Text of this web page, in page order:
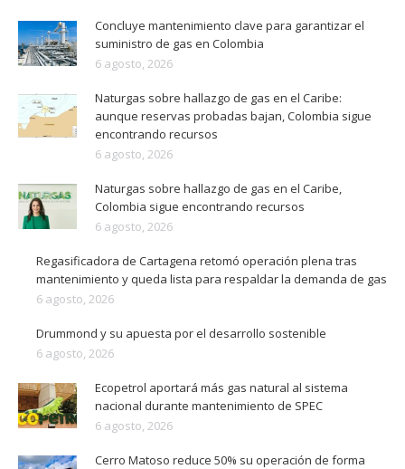
Concluye mantenimiento clave para garantizar el
suministro de gas en Colombia
6 agosto, 2026
Naturgas sobre hallazgo de gas en el Caribe:
aunque reservas probadas bajan, Colombia sigue
encontrando recursos
6 agosto, 2026
Naturgas sobre hallazgo de gas en el Caribe,
Colombia sigue encontrando recursos
6 agosto, 2026
Regasificadora de Cartagena retomó operación plena tras
mantenimiento y queda lista para respaldar la demanda de gas
6 agosto, 2026
Drummond y su apuesta por el desarrollo sostenible
6 agosto, 2026
Ecopetrol aportará más gas natural al sistema
nacional durante mantenimiento de SPEC
6 agosto, 2026
Cerro Matoso reduce 50% su operación de forma